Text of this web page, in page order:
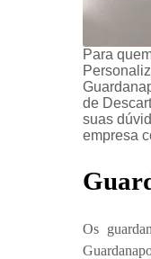
Para
de
suas
empresa
Os